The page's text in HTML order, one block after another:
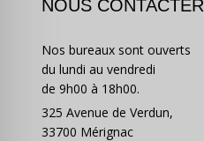
NOUS CONTACTER
Nos bureaux sont ouverts
du lundi au vendredi
de 9h00 à 18h00.
325 Avenue de Verdun,
33700 Mérignac